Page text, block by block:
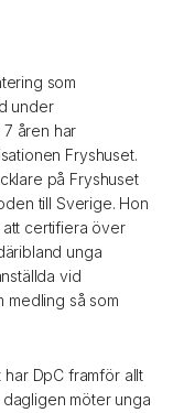
som
under
åren har
Fryshuset.
på Fryshuset
till Sverige. Hon
att certifiera över
unga
vid
medling så som
DpC framför allt
möter unga